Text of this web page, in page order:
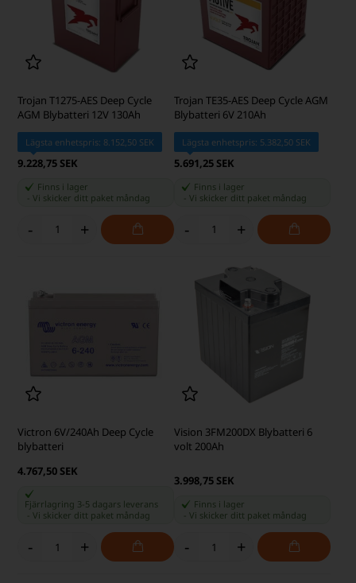
Trojan T1275-AES Deep Cycle
AGM Blybatteri 12V 130Ah
Lägsta enhetspris: 8.152,50 SEK
9.228,75 SEK
Finns i lager
-Vi skicker ditt paket måndag
- +
Trojan TE35-AES Deep Cycle AGM
Blybatteri 6V 210Ah
Lägsta enhetspris: 5.382,50 SEK
5.691,25 SEK
Finns i lager
Vi skicker ditt paket måndag
- +
Victron 6V/240Ah Deep Cycle
blybatteri
4.767,50 SEK
Fjärrlagring 3-5 dagars leverans
-Vi skicker ditt paket måndag
- +
Vision 3FM200DX Blybatteri 6
volt 200Ah
3.998,75 SEK
Finns i lager
Vi skicker ditt paket måndag
- +